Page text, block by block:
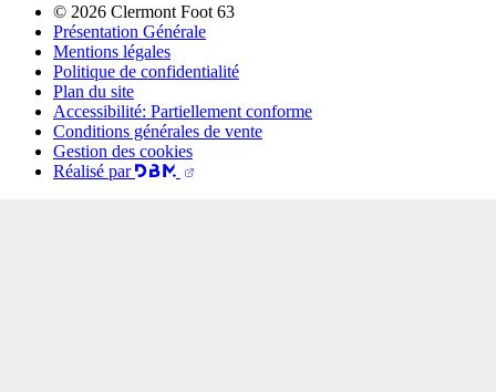
© 2026 Clermont Foot 63
Présentation Générale
Mentions légales
Politique de confidentialité
Plan du site
Accessibilité: Partiellement conforme
Conditions générales de vente
Gestion des cookies
Réalisé par